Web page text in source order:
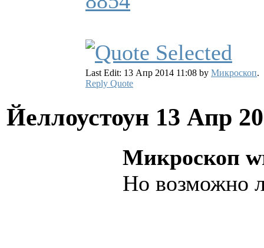
Last Edit: 13 Апр 2014 11:08 by Микроскоп.
Reply Quote
Йеллоустоун 13 Апр
Микроскоп
Но возможно